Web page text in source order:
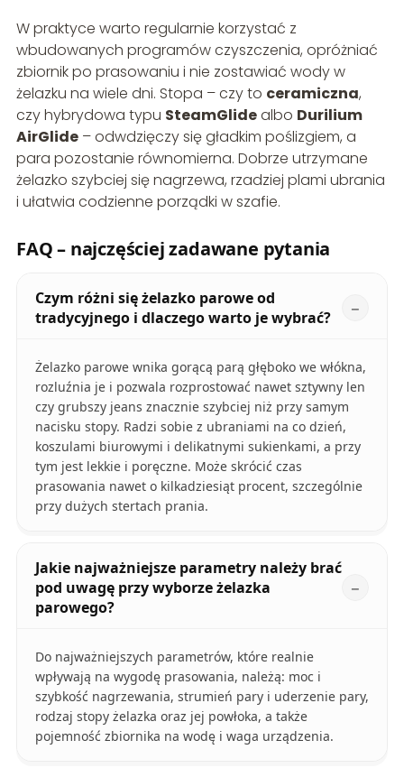
W praktyce warto regularnie korzystać z
wbudowanych programów czyszczenia, opróżniać
zbiornik po prasowaniu i nie zostawiać wody w
żelazku na wiele dni. Stopa – czy to ceramiczna,
czy hybrydowa typu SteamGlidealbo Durilium
AirGlide– odwdzięczy się gładkim poślizgiem, a
para pozostanie równomierna. Dobrze utrzymane
żelazko szybciej się nagrzewa, rzadziej plami ubrania
i ułatwia codzienne porządki w szafie.
FAQ – najczęściej zadawane pytania
Czym różni się żelazko parowe od
tradycyjnego i dlaczego warto je wybrać?
Żelazko parowe wnika gorącą parą głęboko we włókna,
rozluźnia je i pozwala rozprostować nawet sztywny len
czy grubszy jeans znacznie szybciej niż przy samym
nacisku stopy. Radzi sobie z ubraniami na co dzień,
koszulami biurowymi i delikatnymi sukienkami, a przy
tym jest lekkie i poręczne. Może skrócić czas
prasowania nawet o kilkadziesiąt procent, szczególnie
przy dużych stertach prania.
Jakie najważniejsze parametry należy brać
pod uwagę przy wyborze żelazka
parowego?
Do najważniejszych parametrów, które realnie
wpływają na wygodę prasowania, należą: moc i
szybkość nagrzewania, strumień pary i uderzenie pary,
rodzaj stopy żelazka oraz jej powłoka, a także
pojemność zbiornika na wodę i waga urządzenia.